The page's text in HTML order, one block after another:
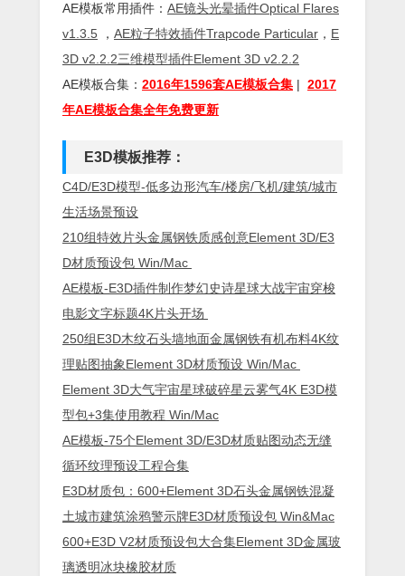
AE模板常用插件： AE镜头光晕插件Optical Flares
v1.3.5 ， AE粒子特效插件Trapcode Particular ， E
3D v2.2.2三维模型插件Element 3D v2.2.2
AE模板合集： 2016年1596套AE模板合集 | 2017
年AE模板合集全年免费更新
E3D模板推荐：
C4D/E3D模型-低多边形汽车/楼房/飞机/建筑/城市
生活场景预设
210组特效片头金属钢铁质感创意Element 3D/E3
D材质预设包 Win/Mac
AE模板-E3D插件制作梦幻史诗星球大战宇宙穿梭
电影文字标题4K片头开场
250组E3D木纹石头墙地面金属钢铁有机布料4K纹
理贴图抽象Element 3D材质预设 Win/Mac
Element 3D大气宇宙星球破碎星云雾气4K E3D模
型包+3集使用教程 Win/Mac
AE模板-75个Element 3D/E3D材质贴图动态无缝
循环纹理预设工程合集
E3D材质包：600+Element 3D石头金属钢铁混凝
土城市建筑涂鸦警示牌E3D材质预设包 Win&Mac
600+E3D V2材质预设包大合集Element 3D金属玻
璃透明冰块橡胶材质